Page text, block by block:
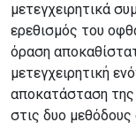
μετεγχειρητικά
ερεθισμός του
όραση
μετεγχειρητική
αποκατάσταση της
στις δυο μεθόδους